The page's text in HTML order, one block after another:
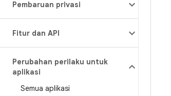
Pembaruan privasi
Fitur dan API
Perubahan perilaku untuk
aplikasi
Semua aplikasi